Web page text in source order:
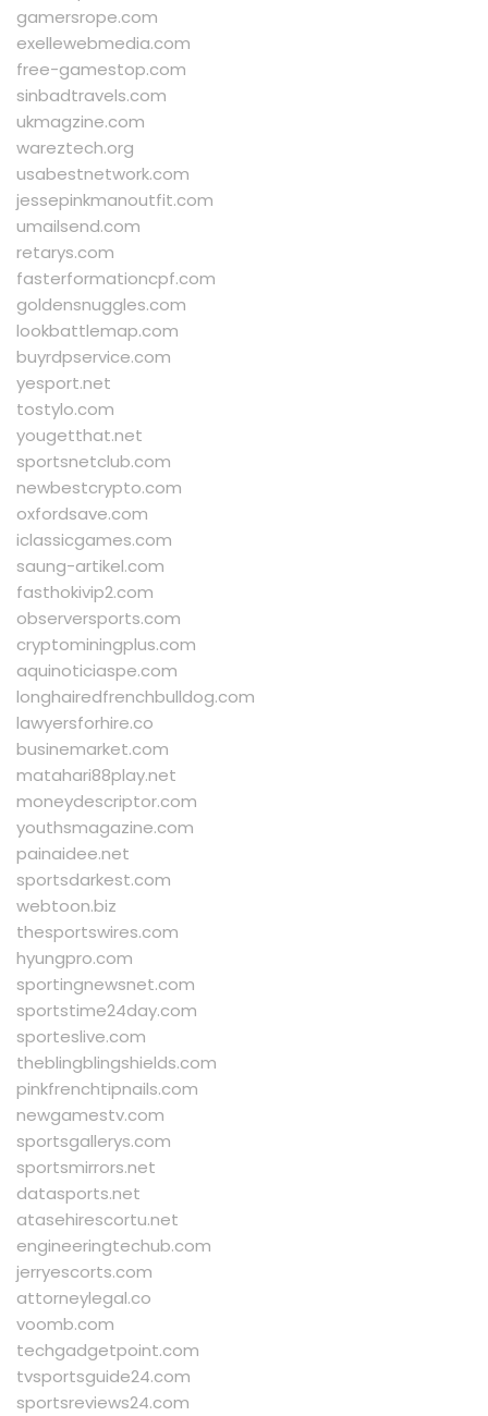
gamersrope.com
exellewebmedia.com
free-gamestop.com
sinbadtravels.com
ukmagzine.com
wareztech.org
usabestnetwork.com
jessepinkmanoutfit.com
umailsend.com
retarys.com
fasterformationcpf.com
goldensnuggles.com
lookbattlemap.com
buyrdpservice.com
yesport.net
tostylo.com
yougetthat.net
sportsnetclub.com
newbestcrypto.com
oxfordsave.com
iclassicgames.com
saung-artikel.com
fasthokivip2.com
observersports.com
cryptominingplus.com
aquinoticiaspe.com
longhairedfrenchbulldog.com
lawyersforhire.co
businemarket.com
matahari88play.net
moneydescriptor.com
youthsmagazine.com
painaidee.net
sportsdarkest.com
webtoon.biz
thesportswires.com
hyungpro.com
sportingnewsnet.com
sportstime24day.com
sporteslive.com
theblingblingshields.com
pinkfrenchtipnails.com
newgamestv.com
sportsgallerys.com
sportsmirrors.net
datasports.net
atasehirescortu.net
engineeringtechub.com
jerryescorts.com
attorneylegal.co
voomb.com
techgadgetpoint.com
tvsportsguide24.com
sportsreviews24.com